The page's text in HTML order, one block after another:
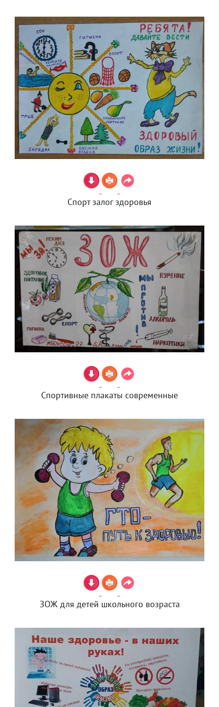
Спорт залог здоровья
Спортивные плакаты современные
ЗОЖ для детей школьного возраста